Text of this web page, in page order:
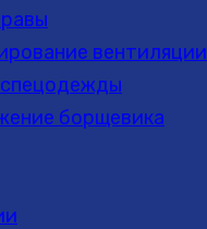
вентиляции
борщевика